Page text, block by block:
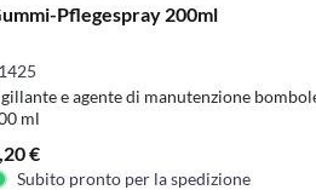
Pflegespray 200ml
e agente di manutenzione
ml
€
Subito pronto per la spedizione